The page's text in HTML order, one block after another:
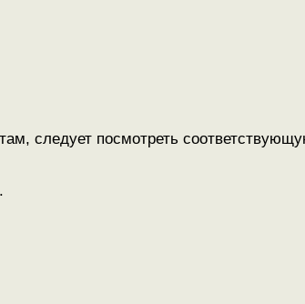
следует посмотреть